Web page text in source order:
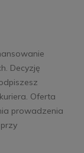
Decyzję
Oferta
prowadzenia